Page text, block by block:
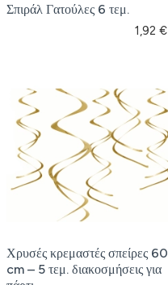
Σπιράλ Γατούλες 6 τεμ.
1,92 €
Χρυσές κρεμαστές σπείρες 60
cm – 5 τεμ. διακοσμήσεις για